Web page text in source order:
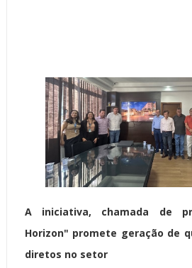
A iniciativa, chamada de
Horizon" promete geração de
diretos no setor